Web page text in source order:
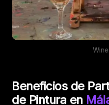
Beneficios de
de Pintura en